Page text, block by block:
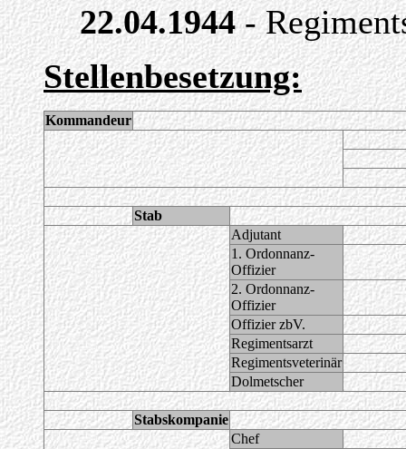
22.04.1944-
Stellenbesetzung:
Kommandeur
Stab
Adjutant
1. Ordonnanz-
Offizier
2. Ordonnanz-
Offizier
Offizier zbV.
Regimentsarzt
Regimentsveterinär
Dolmetscher
Stabskompanie
Chef